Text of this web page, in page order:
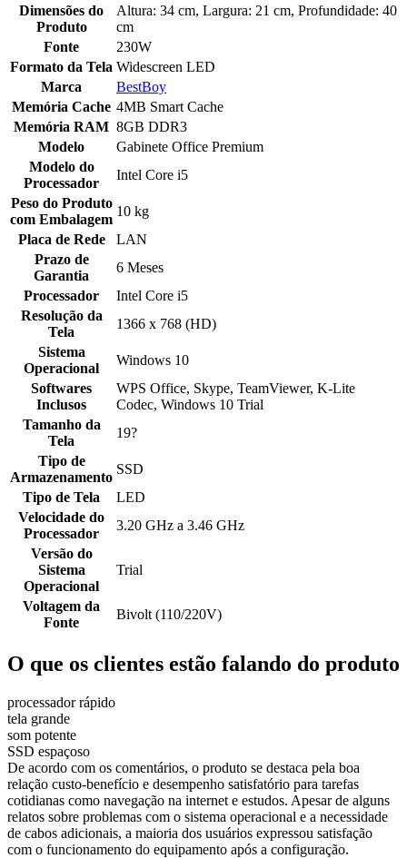
Dimensões do
Produto
Altura: 34 cm, Largura: 21 cm, Profundidade: 40
cm
Fonte
230W
Formato da Tela Widescreen LED
Marca
BestBoy
Memória Cache 4MB Smart Cache
Memória RAM 8GB DDR3
Modelo
Gabinete Office Premium
Modelo do
Processador
Intel Core i5
Peso do Produto
com Embalagem
10 kg
Placa de Rede
LAN
Prazo de
Garantia
6 Meses
Processador
Intel Core i5
Resolução da
Tela
1366 x 768 (HD)
Sistema
Operacional
Windows 10
Softwares
Inclusos
WPS Office, Skype, TeamViewer, K-Lite
Codec, Windows 10 Trial
Tamanho da
Tela
19?
Tipo de
Armazenamento
SSD
Tipo de Tela
LED
Velocidade do
Processador
3.20 GHz a 3.46 GHz
Versão do
Sistema
Operacional
Trial
Voltagem da
Fonte
Bivolt (110/220V)
O que os clientes estão falando do produto
processador rápido
tela grande
som potente
SSD espaçoso
De acordo com os comentários, o produto se destaca pela boa
relação custo-benefício e desempenho satisfatório para tarefas
cotidianas como navegação na internet e estudos. Apesar de alguns
relatos sobre problemas com o sistema operacional e a necessidade
de cabos adicionais, a maioria dos usuários expressou satisfação
com o funcionamento do equipamento após a configuração.